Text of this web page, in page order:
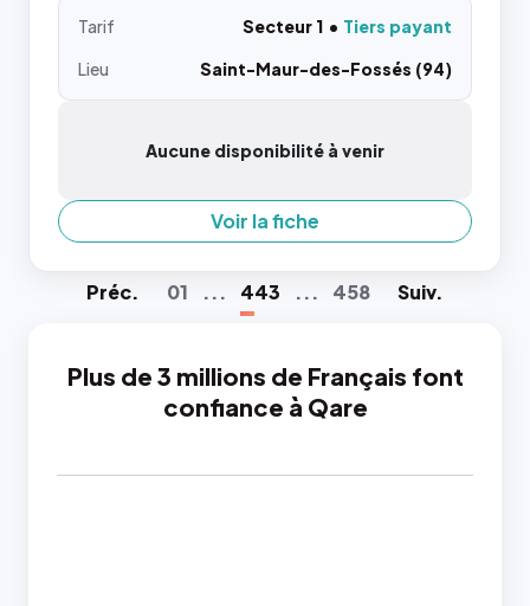
Tarif Secteur 1
Tiers payant
Lieu
Saint-Maur-des-Fossés (94)
Aucune disponibilité à venir
Voir la fiche
Préc. 01 ... 443 ... 458 Suiv.
Plus de 3 millions de Français font
confiance à Qare